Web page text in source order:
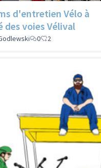
d'entretien Vélo à
des voies Vélival
0 2